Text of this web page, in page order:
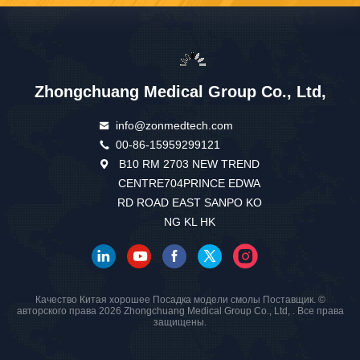
Zhongchuang Medical Group Co., Ltd,
info@zonmedtech.com
00-86-15959299121
B10 RM 2703 NEW TREND
CENTRE704PRINCE EDWA
RD ROAD EAST SANPO KO
NG KL HK
Качество Китая хорошее Посадка модели смолы Поставщик. ©
авторского права 2026 Zhongchuang Medical Group Co., Ltd, . Все права
защищены.